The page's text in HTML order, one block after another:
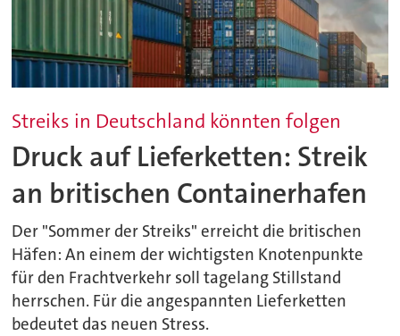
Streiks in Deutschland könnten folgen
Druck auf Lieferketten: Streik
an britischen Containerhafen
Der "Sommer der Streiks" erreicht die britischen
Häfen: An einem der wichtigsten Knotenpunkte
für den Frachtverkehr soll tagelang Stillstand
herrschen. Für die angespannten Lieferketten
bedeutet das neuen Stress.